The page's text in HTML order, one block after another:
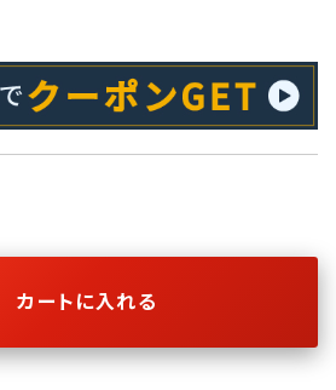
カートに入れる